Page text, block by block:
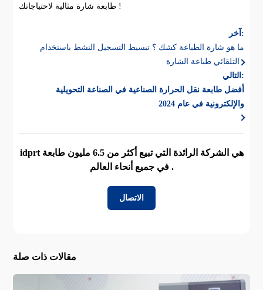
طابعة شارة مثالية لاحتياجاتك !
آخر:
ما هو شارة الطباعة كشك ؟ تبسيط التسجيل النشط باستخدام
التلقائي طباعة الشارة
التالي:
أفضل طابعة نقل الحرارة الصناعية في الصناعة التحويلية
والإلكترونية في عام 2024
idprt هي الشركة الرائدة التي تبيع أكثر من 6.5 مليون طابعة
في جميع أنحاء العالم .
الاتصال
مقالات ذات صلة